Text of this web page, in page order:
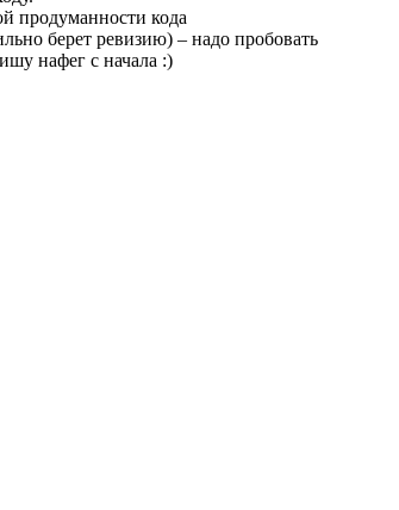
продуманности кода
берет ревизию) – надо пробовать
нафег с начала :)